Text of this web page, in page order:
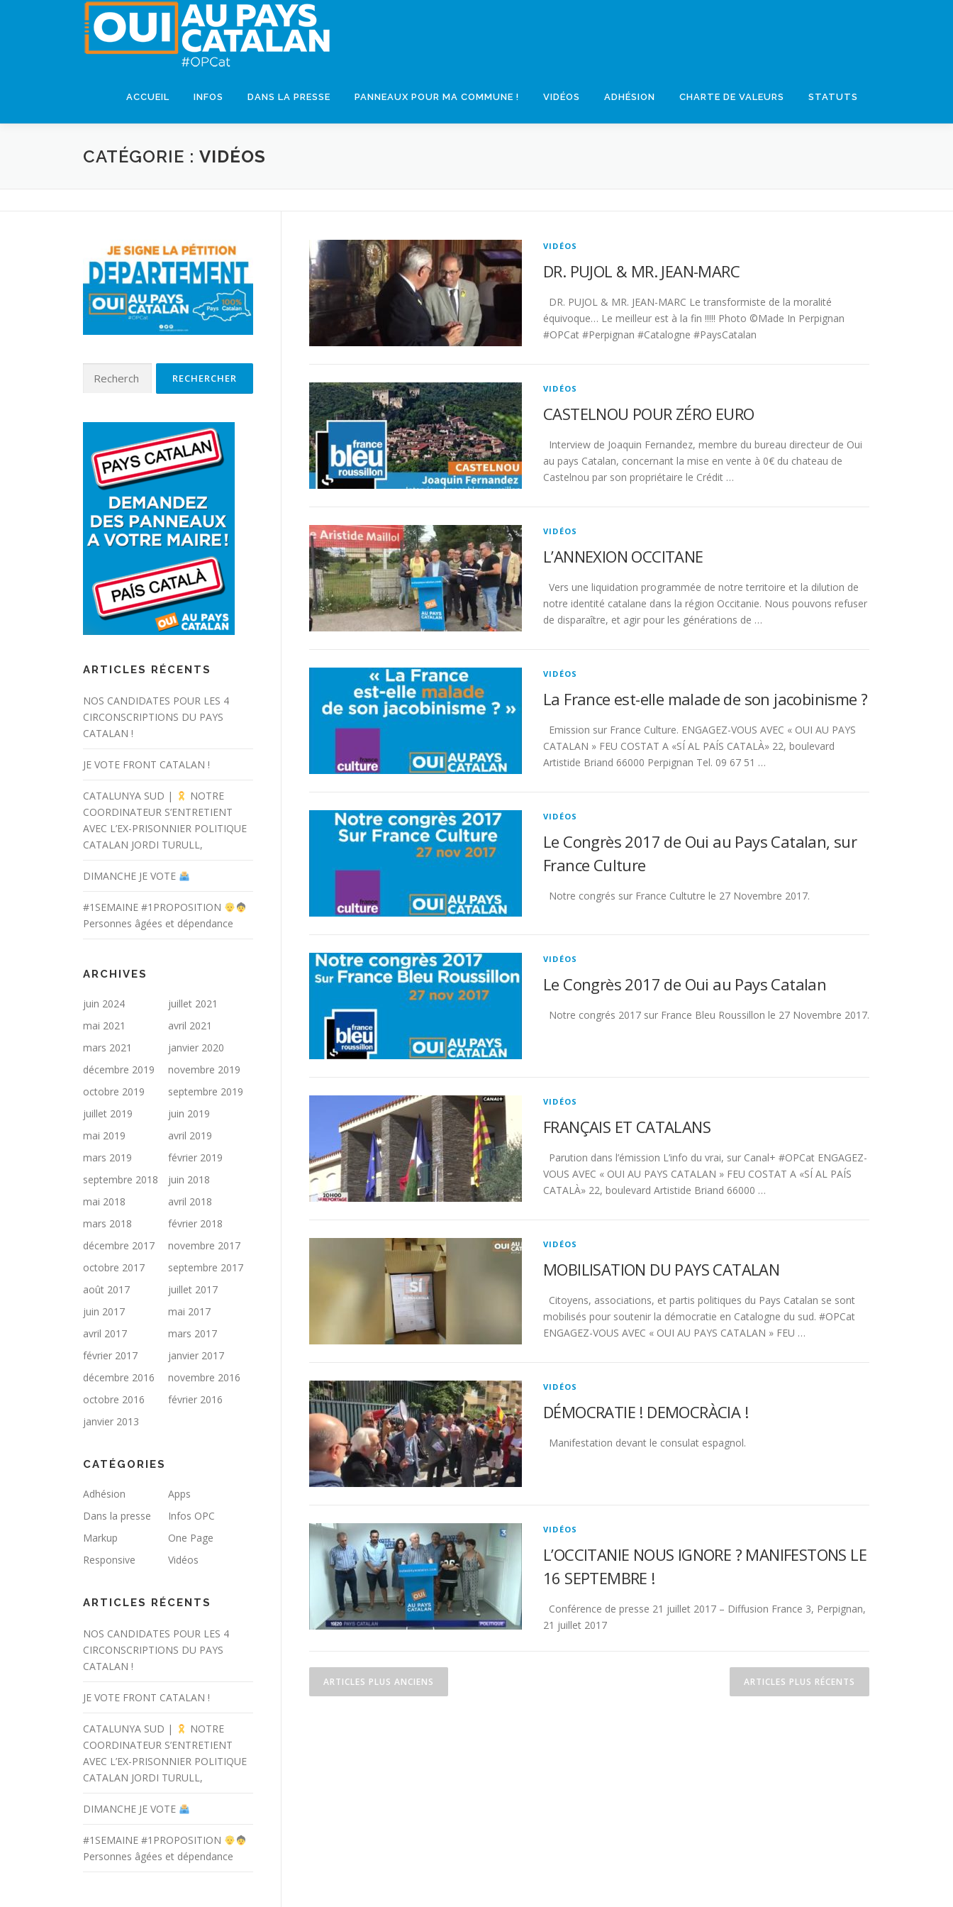
ACCUEIL INFOS DANS LA PRESSE PANNEAUX POUR MA COMMUNE ! VIDÉOS ADHÉSION CHARTE DE VALEURS STATUTS
CATÉGORIE : VIDÉOS
VIDÉOS
DR. PUJOL & MR. JEAN-MARC
DR. PUJOL & MR. JEAN-MARC Le transformiste de la moralité
équivoque… Le meilleur est à la fin !!!!! Photo ©Made In Perpignan
#OPCat #Perpignan #Catalogne #PaysCatalan
VIDÉOS
CASTELNOU POUR ZÉRO EURO
Interview de Joaquin Fernandez, membre du bureau directeur de Oui
au pays Catalan, concernant la mise en vente à 0€ du chateau de
Castelnou par son propriétaire le Crédit …
VIDÉOS
L’ANNEXION OCCITANE
Vers une liquidation programmée de notre territoire et la dilution de
notre identité catalane dans la région Occitanie. Nous pouvons refuser
de disparaître, et agir pour les générations de …
VIDÉOS
La France est-elle malade de son jacobinisme ?
Emission sur France Culture. ENGAGEZ-VOUS AVEC « OUI AU PAYS
CATALAN » FEU COSTAT A «SÍ AL PAÍS CATALÀ» 22, boulevard
Artistide Briand 66000 Perpignan Tel. 09 67 51 …
VIDÉOS
Le Congrès 2017 de Oui au Pays Catalan, sur
France Culture
Notre congrés sur France Cultutre le 27 Novembre 2017.
VIDÉOS
Le Congrès 2017 de Oui au Pays Catalan
Notre congrés 2017 sur France Bleu Roussillon le 27 Novembre 2017.
VIDÉOS
FRANÇAIS ET CATALANS
Parution dans l’émission L’info du vrai, sur Canal+ #OPCat ENGAGEZ-
VOUS AVEC « OUI AU PAYS CATALAN » FEU COSTAT A «SÍ AL PAÍS
CATALÀ» 22, boulevard Artistide Briand 66000 …
VIDÉOS
MOBILISATION DU PAYS CATALAN
Citoyens, associations, et partis politiques du Pays Catalan se sont
mobilisés pour soutenir la démocratie en Catalogne du sud. #OPCat
ENGAGEZ-VOUS AVEC « OUI AU PAYS CATALAN » FEU …
VIDÉOS
DÉMOCRATIE ! DEMOCRÀCIA !
Manifestation devant le consulat espagnol.
VIDÉOS
L’OCCITANIE NOUS IGNORE ? MANIFESTONS LE
16 SEPTEMBRE !
Conférence de presse 21 juillet 2017 – Diffusion France 3, Perpignan,
21 juillet 2017
ARTICLES PLUS ANCIENS ARTICLES PLUS RÉCENTS
ARTICLES RÉCENTS
NOS CANDIDATES POUR LES 4
CIRCONSCRIPTIONS DU PAYS
CATALAN !
JE VOTE FRONT CATALAN !
CATALUNYA SUD |
NOTRE
COORDINATEUR S’ENTRETIENT
AVEC L’EX-PRISONNIER POLITIQUE
CATALAN JORDI TURULL,
DIMANCHE JE VOTE
#1SEMAINE #1PROPOSITION
Personnes âgées et dépendance
ARCHIVES
juin 2024
juillet 2021
mai 2021
avril 2021
mars 2021
janvier 2020
décembre 2019
novembre 2019
octobre 2019
septembre 2019
juillet 2019
juin 2019
mai 2019
avril 2019
mars 2019
février 2019
septembre 2018
juin 2018
mai 2018
avril 2018
mars 2018
février 2018
décembre 2017
novembre 2017
octobre 2017
septembre 2017
août 2017
juillet 2017
juin 2017
mai 2017
avril 2017
mars 2017
février 2017
janvier 2017
décembre 2016
novembre 2016
octobre 2016
février 2016
janvier 2013
CATÉGORIES
Adhésion
Apps
Dans la presse
Infos OPC
Markup
One Page
Responsive
Vidéos
ARTICLES RÉCENTS
NOS CANDIDATES POUR LES 4
CIRCONSCRIPTIONS DU PAYS
CATALAN !
JE VOTE FRONT CATALAN !
CATALUNYA SUD |
NOTRE
COORDINATEUR S’ENTRETIENT
AVEC L’EX-PRISONNIER POLITIQUE
CATALAN JORDI TURULL,
DIMANCHE JE VOTE
#1SEMAINE #1PROPOSITION
Personnes âgées et dépendance